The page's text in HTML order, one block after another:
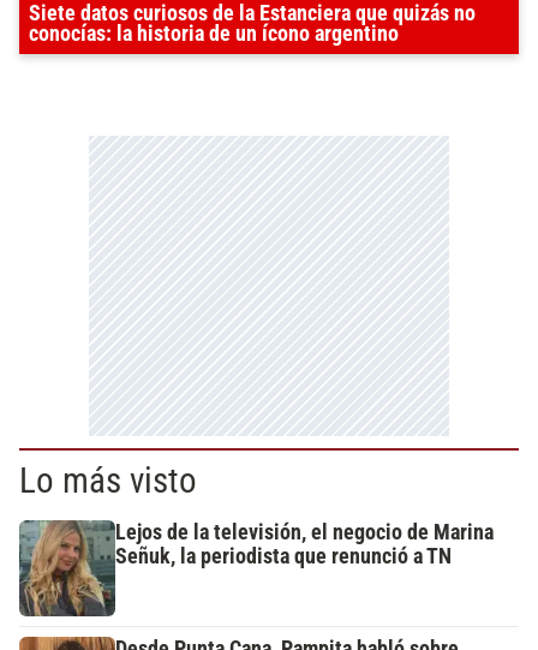
Siete datos curiosos de la Estanciera que quizás no
conocías: la historia de un ícono argentino
Lo más visto
Lejos de la televisión, el negocio de Marina
Señuk, la periodista que renunció a TN